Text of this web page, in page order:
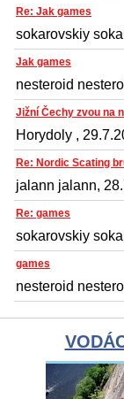
Re: Jak games
sokarovskiy
Jak games
nesteroid
Jižní Čechy zvou na
Horydoly ,
Re: Nordic Scating
jalann jalann,
Re: games
sokarovskiy
games
nesteroid